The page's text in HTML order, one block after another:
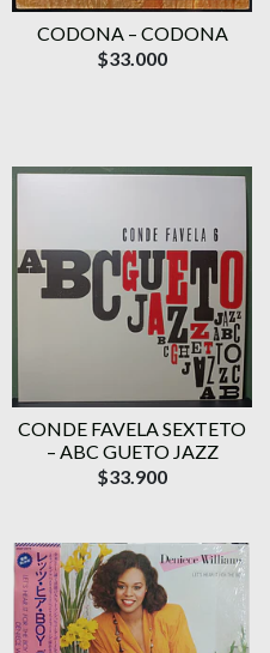
CODONA – CODONA
$33.000
CONDE FAVELA SEXTETO
– ABC GUETO JAZZ
$33.900